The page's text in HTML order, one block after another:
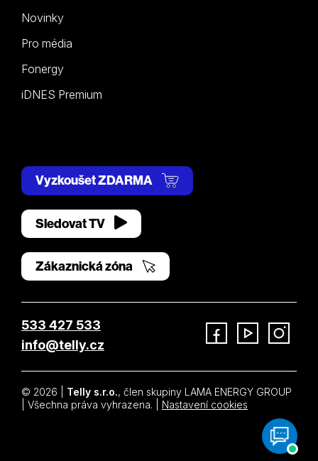
Novinky
Pro média
Fonergy
iDNES Premium
Vyzkoušet ZDARMA
Sledovat TV
Zákaznická zóna
533 427 533
info@telly.cz
© 2026 | Telly s.r.o., člen skupiny LAMA ENERGY GROUP
| Všechna práva vyhrazena. | Nastavení cookies